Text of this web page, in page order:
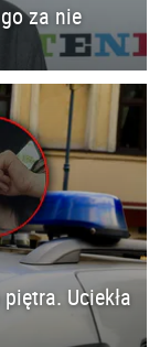
za nie
Uciekła